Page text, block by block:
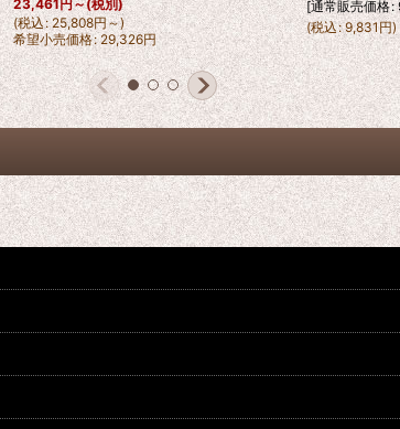
23,461円～(税別)
(税込: 25,808円～)
希望小売価格: 29,326円
[通常販売価格:
(税込: 9,831円)